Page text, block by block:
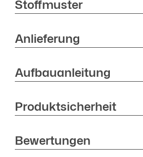
Stoffmuster
Anlieferung
Aufbauanleitung
Produktsicherheit
Bewertungen